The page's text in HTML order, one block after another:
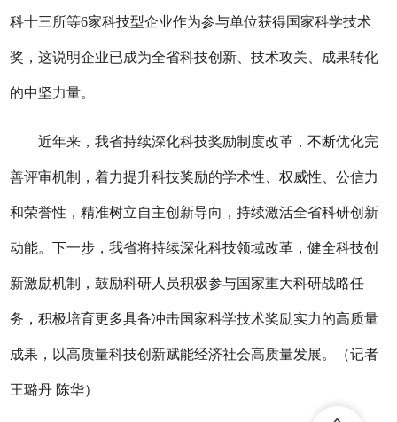
科十三所等6家科技型企业作为参与单位获得国家科学技术
奖，这说明企业已成为全省科技创新、技术攻关、成果转化
的中坚力量。
近年来，我省持续深化科技奖励制度改革，不断优化完
善评审机制，着力提升科技奖励的学术性、权威性、公信力
和荣誉性，精准树立自主创新导向，持续激活全省科研创新
动能。下一步，我省将持续深化科技领域改革，健全科技创
新激励机制，鼓励科研人员积极参与国家重大科研战略任
务，积极培育更多具备冲击国家科学技术奖励实力的高质量
成果，以高质量科技创新赋能经济社会高质量发展。（记者
王璐丹 陈华）